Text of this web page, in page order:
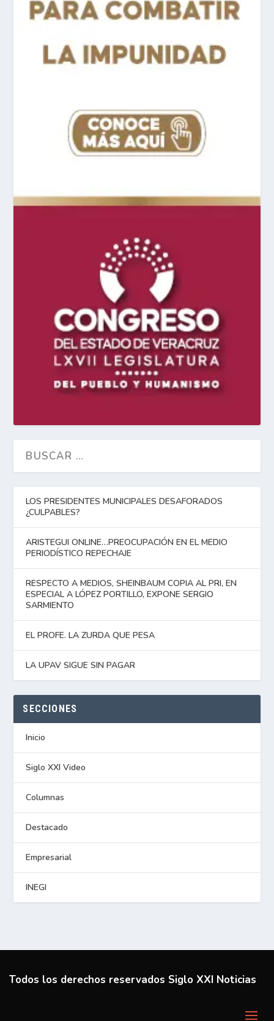
LOS PRESIDENTES MUNICIPALES DESAFORADOS
¿CULPABLES?
ARISTEGUI ONLINE…PREOCUPACIÓN EN EL MEDIO
PERIODÍSTICO REPECHAJE
RESPECTO A MEDIOS, SHEINBAUM COPIA AL PRI, EN
ESPECIAL A LÓPEZ PORTILLO, EXPONE SERGIO
SARMIENTO
EL PROFE. LA ZURDA QUE PESA
LA UPAV SIGUE SIN PAGAR
SECCIONES
Inicio
Siglo XXI Video
Columnas
Destacado
Empresarial
INEGI
Todos los derechos reservados Siglo XXI Noticias